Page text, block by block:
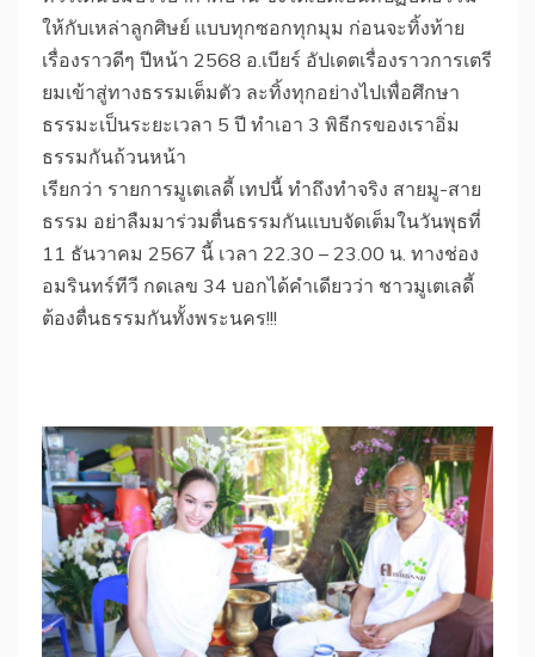
ให้กับเหล่าลูกศิษย์ แบบทุกซอกทุกมุม ก่อนจะทิ้งท้าย
เรื่องราวดีๆ ปีหน้า 2568 อ.เบียร์ อัปเดตเรื่องราวการเตรี
ยมเข้าสู่ทางธรรมเต็มตัว ละทิ้งทุกอย่างไปเพื่อศึกษา
ธรรมะเป็นระยะเวลา 5 ปี ทำเอา 3 พิธีกรของเราอิ่ม
ธรรมกันถ้วนหน้า
เรียกว่า รายการมูเตเลดี้ เทปนี้ ทำถึงทำจริง สายมู-สาย
ธรรม อย่าลืมมาร่วมตื่นธรรมกันแบบจัดเต็มในวันพุธที่
11 ธันวาคม 2567 นี้ เวลา 22.30 – 23.00 น. ทางช่อง
อมรินทร์ทีวี กดเลข 34 บอกได้คำเดียวว่า ชาวมูเตเลดี้
ต้องตื่นธรรมกันทั้งพระนคร!!!